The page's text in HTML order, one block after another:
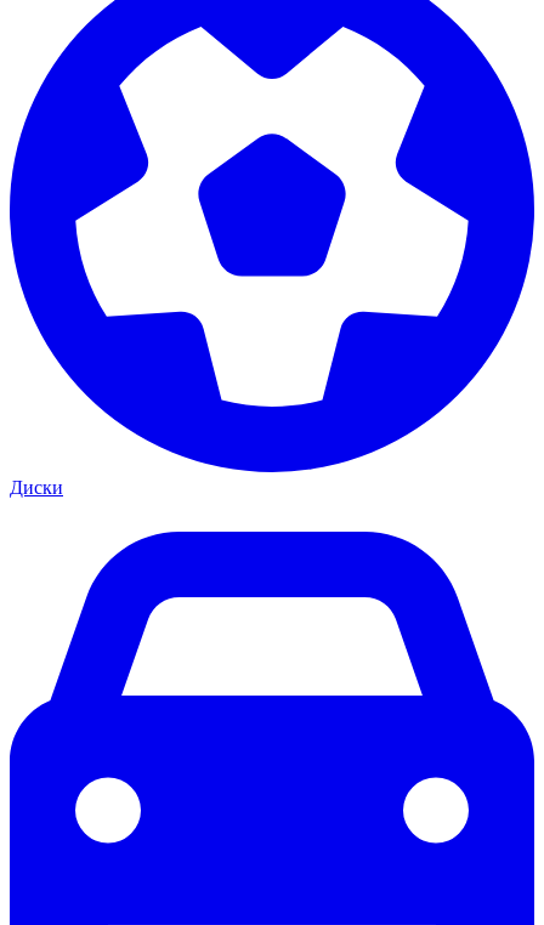
Диски